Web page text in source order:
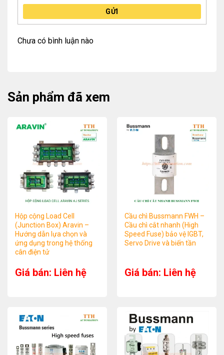
GỬI
Chưa có bình luận nào
Sản phẩm đã xem
Hộp cộng Load Cell
(Junction Box) Aravin –
Hướng dẫn lựa chọn và
ứng dụng trong hệ thống
cân điện tử
Giá bán: Liên hệ
Cầu chì Bussmann FWH –
Cầu chì cắt nhanh (High
Speed Fuse) bảo vệ IGBT,
Servo Drive và biến tần
Giá bán: Liên hệ